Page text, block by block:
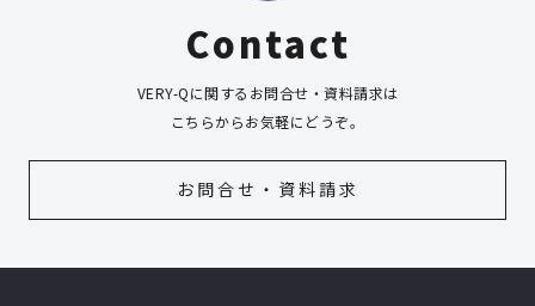
Contact
VERY-Qに関するお問合せ・資料請求は
こちらからお気軽にどうぞ。
お問合せ・資料請求